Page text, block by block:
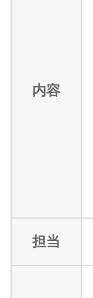
内容
担当